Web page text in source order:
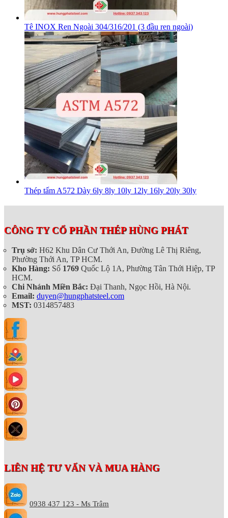
Tê INOX Ren Ngoài 304/316/201 (3 đầu ren ngoài)
Thép tấm A572 Dày 6ly 8ly 10ly 12ly 16ly 20ly 30ly
CÔNG TY CỔ PHẦN THÉP HÙNG PHÁT
Trụ sở: H62 Khu Dân Cư Thới An, Đường Lê Thị Riêng,
Phường Thới An, TP HCM.
Kho Hàng: Số 1769 Quốc Lộ 1A, Phường Tân Thới Hiệp, TP
HCM.
Chi Nhánh Miền Bắc: Đại Thanh, Ngọc Hồi, Hà Nội.
Email: duyen@hungphatsteel.com
MST: 0314857483
LIÊN HỆ TƯ VẤN VÀ MUA HÀNG
0938 437 123 - Ms Trâm